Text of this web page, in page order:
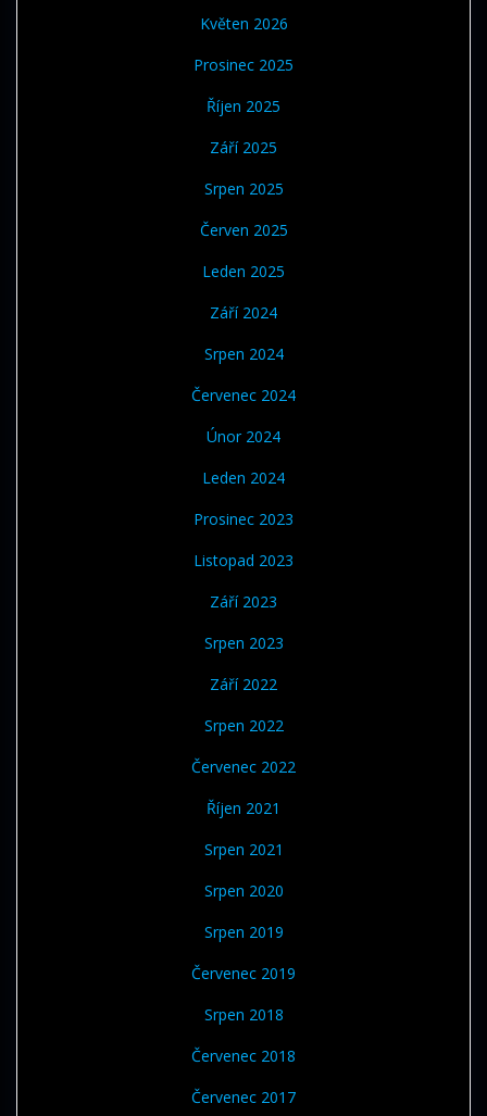
Květen 2026
Prosinec 2025
Říjen 2025
Září 2025
Srpen 2025
Červen 2025
Leden 2025
Září 2024
Srpen 2024
Červenec 2024
Únor 2024
Leden 2024
Prosinec 2023
Listopad 2023
Září 2023
Srpen 2023
Září 2022
Srpen 2022
Červenec 2022
Říjen 2021
Srpen 2021
Srpen 2020
Srpen 2019
Červenec 2019
Srpen 2018
Červenec 2018
Červenec 2017